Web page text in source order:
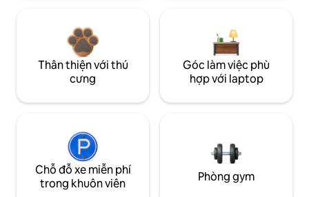
Thân thiện với thú
cưng
Góc làm việc phù
hợp với laptop
Chỗ đỗ xe miễn phí
trong khuôn viên
Phòng gym